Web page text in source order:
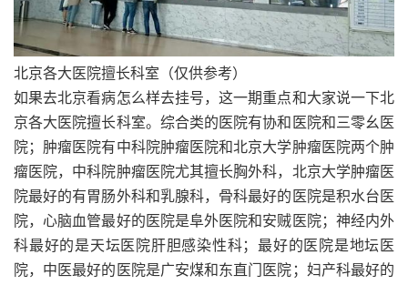
北京各大医院擅长科室（仅供参考）
如果去北京看病怎么样去挂号，这一期重点和大家说一下北
京各大医院擅长科室。综合类的医院有协和医院和三零幺医
院；肿瘤医院有中科院肿瘤医院和北京大学肿瘤医院两个肿
瘤医院，中科院肿瘤医院尤其擅长胸外科，北京大学肿瘤医
院最好的有胃肠外科和乳腺科，骨科最好的医院是积水台医
院，心脑血管最好的医院是阜外医院和安贼医院；神经内外
科最好的是天坛医院肝胆感染性科；最好的医院是地坛医
院，中医最好的医院是广安煤和东直门医院；妇产科最好的